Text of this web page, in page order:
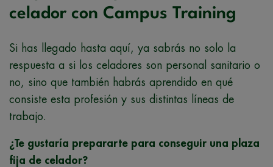
celador con Campus Training
Si has llegado hasta aquí, ya sabrás no solo la
respuesta a si los celadores son personal sanitario o
no, sino que también habrás aprendido en qué
consiste esta profesión y sus distintas líneas de
trabajo.
¿Te gustaría prepararte para conseguir una plaza
fija de celador?